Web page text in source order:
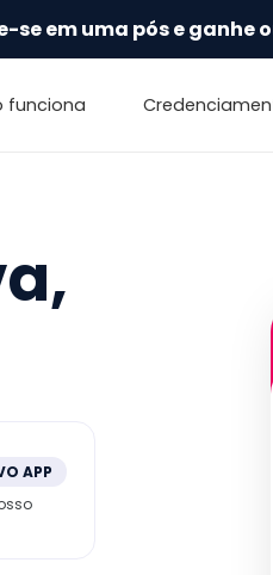
se em uma pós e ganhe
funciona
APP